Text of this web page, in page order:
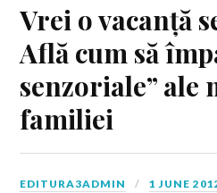
Vrei o vacanță
Află cum să
senzoriale”
familiei
EDITURA3ADMIN 1 JUNE